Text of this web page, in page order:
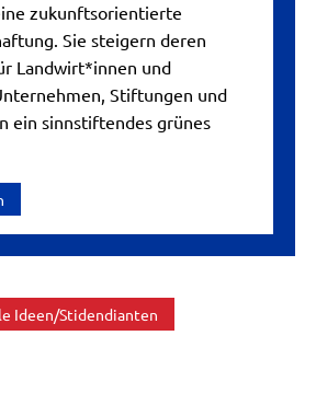
zukunftsorientierte
Sie steigern deren
Landwirt*innen und
Stiftungen und
ein sinnstiftendes grünes
Ideen/Stidendianten